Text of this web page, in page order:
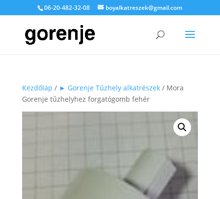
06-20-482-32-08 boyalkatreszek@gmail.com
Kezdőlap / ► Gorenje Tűzhely alkatrészek/ Mora
Gorenje tűzhelyhez forgatógomb fehér